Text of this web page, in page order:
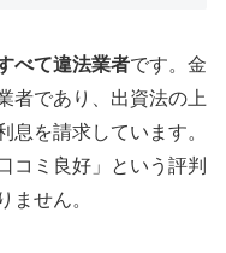
べて違法業者です。金
者であり、出資法の上
息を請求しています。
コミ良好」という評判
ません。